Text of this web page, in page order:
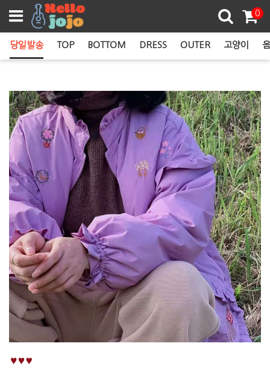
0
당일발송 TOP BOTTOM DRESS OUTER 고양이